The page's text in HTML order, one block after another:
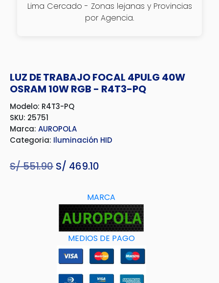
Lima Cercado - Zonas lejanas y Provincias
por Agencia.
LUZ DE TRABAJO FOCAL 4PULG 40W
OSRAM 10W RGB - R4T3-PQ
Modelo: R4T3-PQ
SKU: 25751
Marca: AUROPOLA
Categoria: Iluminación HID
S/551.90 El
original
era:
S/ 551.90.
S/ 469.10
actual
es:
S/ 469.10.
MARCA
MEDIOS DE PAGO